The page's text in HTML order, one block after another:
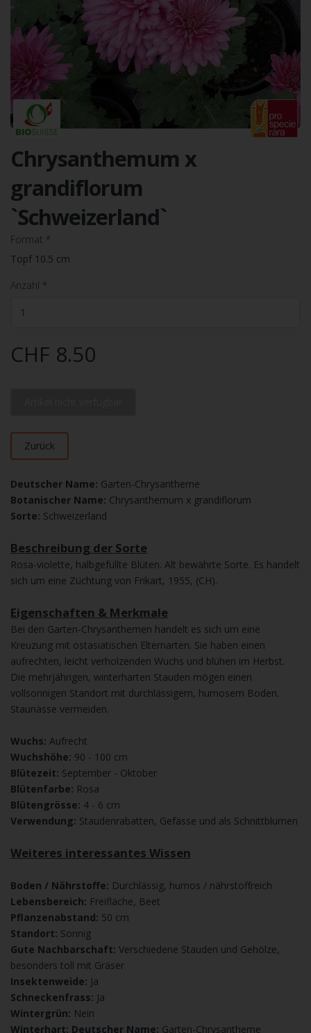
Chrysanthemum x
grandiflorum
`Schweizerland`
Format *
Topf 10.5 cm
Anzahl *
CHF 8.50
Zurück
Deutscher Name: Garten-Chrysantheme
Botanischer Name: Chrysanthemum x grandiflorum
Sorte: Schweizerland
Beschreibung der Sorte
Rosa-violette, halbgefüllte Blüten. Alt bewährte Sorte. Es handelt
sich um eine Züchtung von Frikart, 1955, (CH).
Eigenschaften & Merkmale
Bei den Garten-Chrysanthemen handelt es sich um eine
Kreuzung mit ostasiatischen Elternarten. Sie haben einen
aufrechten, leicht verholzenden Wuchs und blühen im Herbst.
Die mehrjährigen, winterharten Stauden mögen einen
vollsonnigen Standort mit durchlässigem, humosem Boden.
Staunässe vermeiden.
Wuchs: Aufrecht
Wuchshöhe: 90 - 100 cm
Blütezeit: September - Oktober
Blütenfarbe: Rosa
Blütengrösse: 4 - 6 cm
Verwendung: Staudenrabatten, Gefässe und als Schnittblumen
Weiteres interessantes Wissen
Boden / Nährstoffe: Durchlässig, humos / nährstoffreich
Lebensbereich: Freifläche, Beet
Pflanzenabstand: 50 cm
Standort: Sonnig
Gute Nachbarschaft: Verschiedene Stauden und Gehölze,
besonders toll mit Gräser
Insektenweide: Ja
Schneckenfrass: Ja
Wintergrün: Nein
Winterhart: Deutscher Name: Garten-Chrysantheme